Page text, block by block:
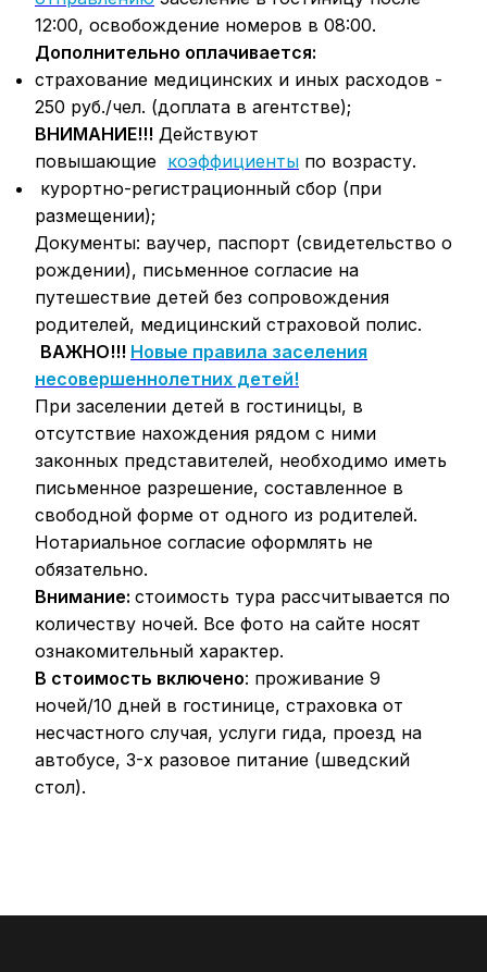
12:00, освобождение номеров в 08:00.
Дополнительно оплачивается:
страхование медицинских и иных расходов -
250 руб./чел. (доплата в агентстве);
ВНИМАНИЕ!!! Действуют
повышающие коэффициенты по возрасту.
курортно-регистрационный сбор (при
размещении);
Документы: ваучер, паспорт (свидетельство о
рождении), письменное согласие на
путешествие детей без сопровождения
родителей, медицинский страховой полис.
ВАЖНО!!! Новые правила заселения
несовершеннолетних детей!
При заселении детей в гостиницы, в
отсутствие нахождения рядом с ними
законных представителей, необходимо иметь
письменное разрешение, составленное в
свободной форме от одного из родителей.
Нотариальное согласие оформлять не
обязательно.
Внимание: стоимость тура рассчитывается по
количеству ночей. Все фото на сайте носят
ознакомительный характер.
В стоимость включено: проживание 9
ночей/10 дней в гостинице, страховка от
несчастного случая, услуги гида, проезд на
автобусе, 3-х разовое питание (шведский
стол).